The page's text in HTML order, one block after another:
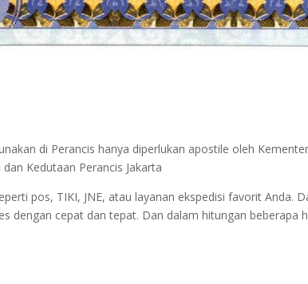
di Perancis hanya diperlukan apostile oleh
Kedutaan Perancis Jakarta
pos, TIKI, JNE, atau layanan ekspedisi favorit Anda.
dengan cepat dan tepat. Dan dalam hitungan beberapa